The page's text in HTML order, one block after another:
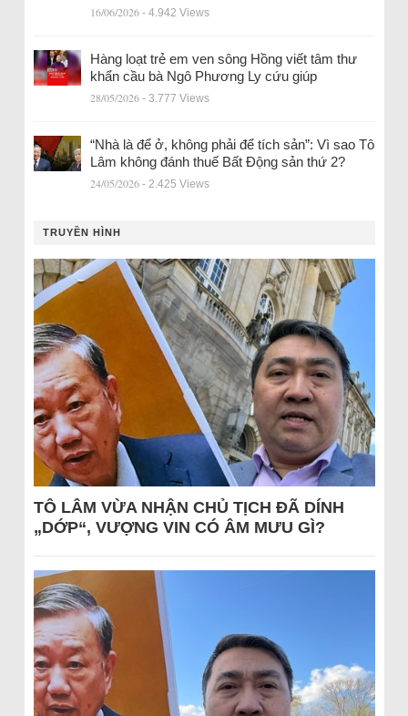
16/06/2026 - 4.942 Views
Hàng loạt trẻ em ven sông Hồng viết tâm thư
khẩn cầu bà Ngô Phương Ly cứu giúp
28/05/2026 - 3.777 Views
“Nhà là để ở, không phải để tích sản”: Vì sao Tô
Lâm không đánh thuế Bất Động sản thứ 2?
24/05/2026 - 2.425 Views
TRUYỀN HÌNH
TÔ LÂM VỪA NHẬN CHỦ TỊCH ĐÃ DÍNH
„DỚP“, VƯỢNG VIN CÓ ÂM MƯU GÌ?